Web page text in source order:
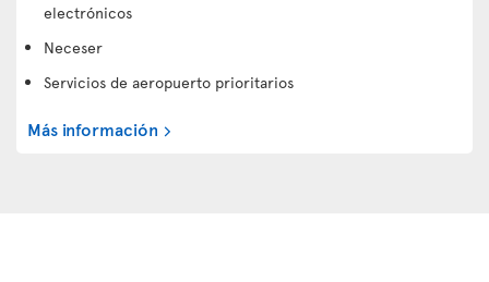
electrónicos
Neceser
Servicios de aeropuerto prioritarios
Más información